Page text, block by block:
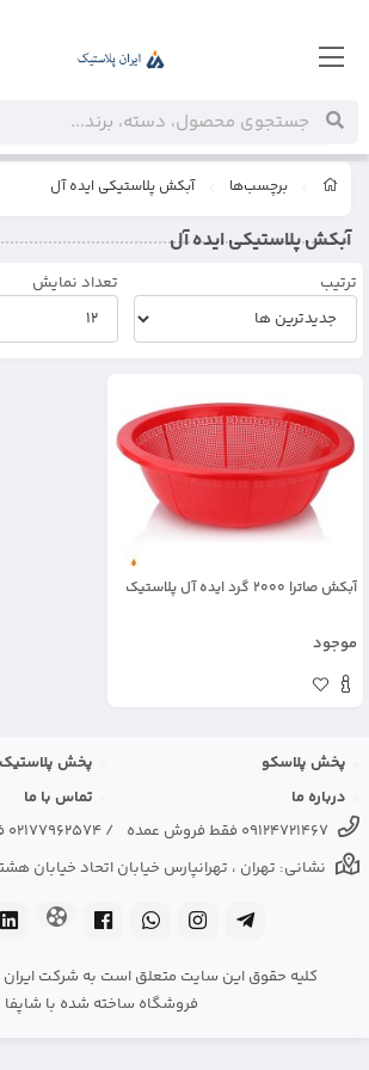
برچسب‌ها آبکش پلاستیکی ایده آل
آبکش پلاستیکی ایده آل
ترتیب تعداد نمایش
آبکش صاترا 2000 گرد ایده آل پلاستیک
موجود
پخش پلاسکو
پخش پلاستیک
درباره ما
تماس با ما
09124721467 فقط فروش عمده
/ 02177962574 فقط فروش عمده
نشانی: تهران ، تهرانپارس خیابان اتحاد خیابان
کلیه حقوق این سایت متعلق است به شرکت
فروشگاه ساخته شده با شاپفا